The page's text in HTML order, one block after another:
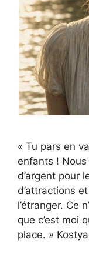
« Tu pars en
enfants ! Nous
d’argent pour
d’attractions
l’étranger. Ce
que c’est moi
place. »